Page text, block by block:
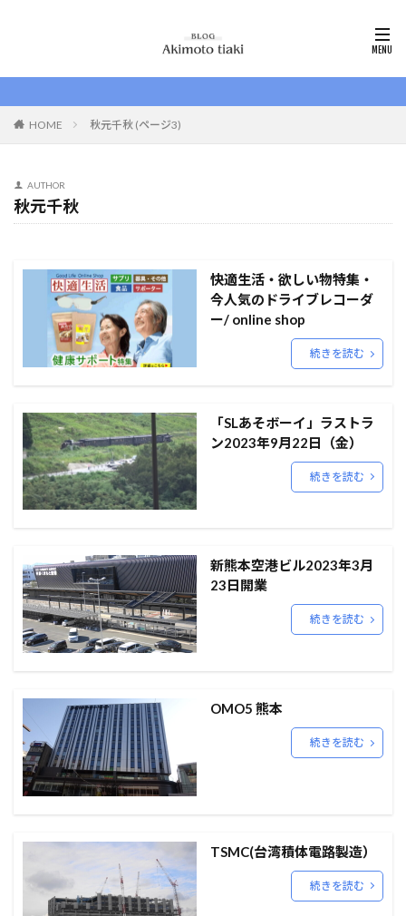
HOME 秋元千秋 (ページ3)
AUTHOR
秋元千秋
快適生活・欲しい物特集・
今人気のドライブレコーダ
ー/ online shop
続きを読む
「SLあそボーイ」ラストラ
ン2023年9月22日（金）
続きを読む
新熊本空港ビル2023年3月
23日開業
続きを読む
OMO5 熊本
続きを読む
TSMC(台湾積体電路製造）
続きを読む